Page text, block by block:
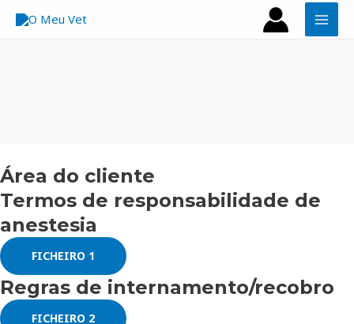
Área do cliente
Termos de responsabilidade de
anestesia
FICHEIRO 1
Regras de internamento/recobro
FICHEIRO 2